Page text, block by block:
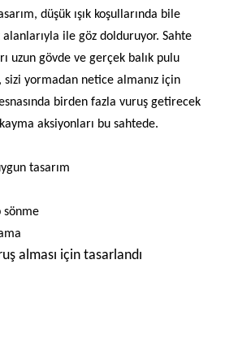
düşük ışık koşullarında bile
alanlarıyla ile göz dolduruyor. Sahte
uzun gövde ve gerçek balık pulu
sizi yormadan netice almanız için
birden fazla vuruş getirecek
aksiyonları bu sahtede.
tasarım
sönme
alması için tasarlandı